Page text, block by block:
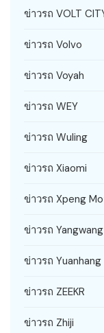
ข่าวรถ VOLT
ข่าวรถ Volvo
ข่าวรถ Voyah
ข่าวรถ WEY
ข่าวรถ Wuling
ข่าวรถ Xiaomi
ข่าวรถ Xpeng
ข่าวรถ Yangwang
ข่าวรถ Yuanhang
ข่าวรถ ZEEKR
ข่าวรถ Zhiji